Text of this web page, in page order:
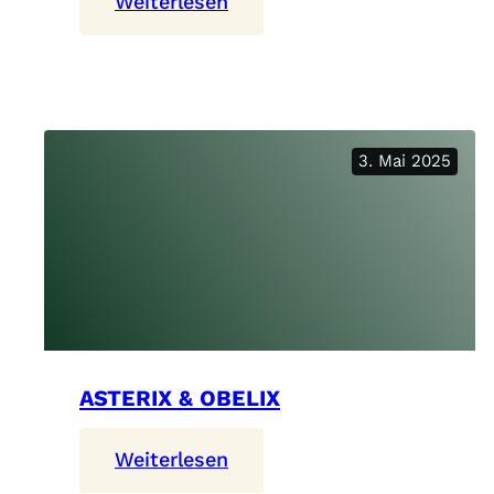
3. Mai 2025
ASTERIX & OBELIX
Weiterlesen